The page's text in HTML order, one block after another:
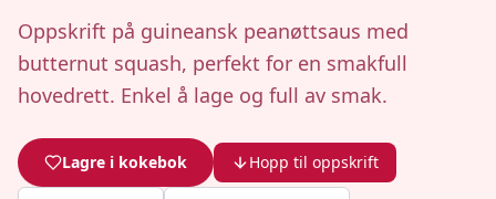
Oppskrift på guineansk peanøttsaus med
butternut squash, perfekt for en smakfull
hovedrett. Enkel å lage og full av smak.
Lagre i kokebok Hopp til oppskrift